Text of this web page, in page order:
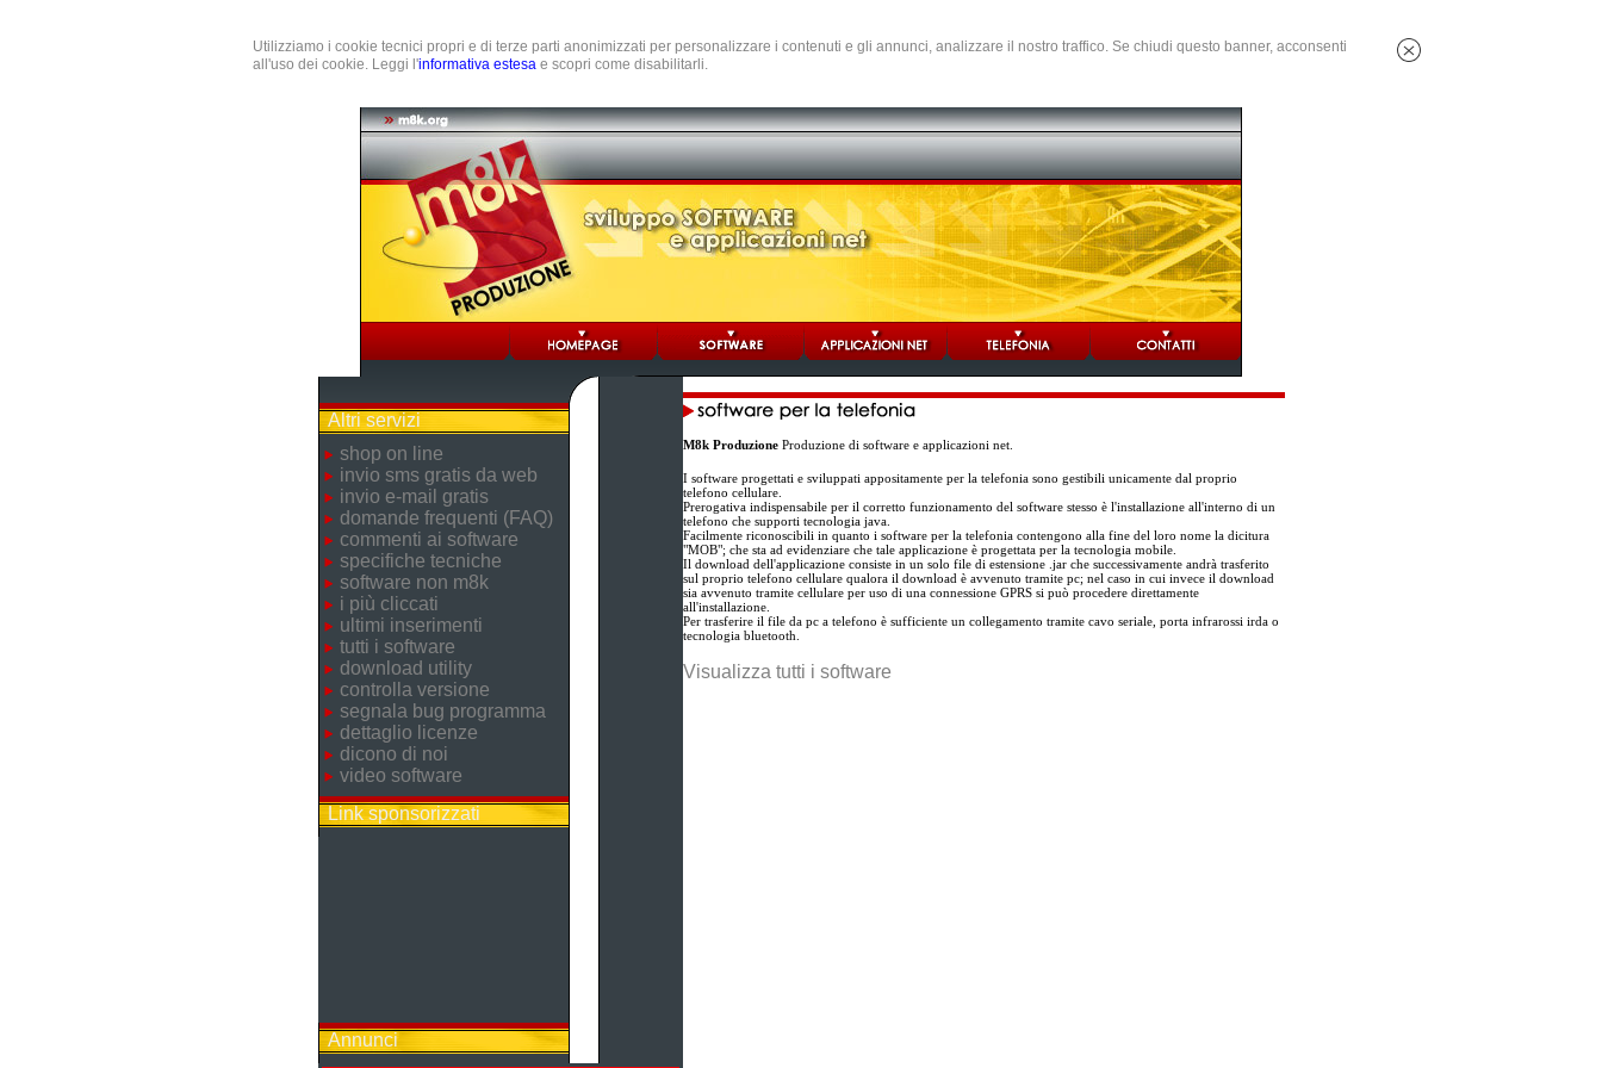
Utilizziamo i cookie tecnici propri e di terze parti anonimizzati per personalizzare i contenuti e gli annunci, analizzare il nostro traffico. Se chiudi questo banner, acconsenti
all'uso dei cookie. Leggi l'informativa estesa e scopri come disabilitarli.
Altri servizi
shop on line
invio sms gratis da web
invio e-mail gratis
domande frequenti (FAQ)
commenti ai software
specifiche tecniche
software non m8k
i più cliccati
ultimi inserimenti
tutti i software
download utility
controlla versione
segnala bug programma
dettaglio licenze
dicono di noi
video software
Link sponsorizzati
Annunci
M8k ProduzioneProduzione di software e applicazioni net.
I software progettati e sviluppati appositamente per la telefonia sono gestibili unicamente dal proprio
telefono cellulare.
Prerogativa indispensabile per il corretto funzionamento del software stesso è l'installazione all'interno di un
telefono che supporti tecnologia java.
Facilmente riconoscibili in quanto i software per la telefonia contengono alla fine del loro nome la dicitura
"MOB"; che sta ad evidenziare che tale applicazione è progettata per la tecnologia mobile.
Il download dell'applicazione consiste in un solo file di estensione .jar che successivamente andrà trasferito
sul proprio telefono cellulare qualora il download è avvenuto tramite pc; nel caso in cui invece il download
sia avvenuto tramite cellulare per uso di una connessione GPRS si può procedere direttamente
all'installazione.
Per trasferire il file da pc a telefono è sufficiente un collegamento tramite cavo seriale, porta infrarossi irda o
tecnologia bluetooth.
Visualizza tutti i software